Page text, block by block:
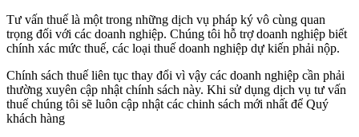
Tư vấn thuế là một trong những dịch vụ pháp ký vô cùng quan
trọng đối với các doanh nghiệp. Chúng tôi hỗ trợ doanh nghiệp biết
chính xác mức thuế, các loại thuế doanh nghiệp dự kiến phải nộp.
Chính sách thuế liên tục thay đổi vì vậy các doanh nghiệp cần phải
thường xuyên cập nhật chính sách này. Khi sử dụng dịch vụ tư vấn
thuế chúng tôi sẽ luôn cập nhật các chinh sách mới nhất để Quý
khách hàng